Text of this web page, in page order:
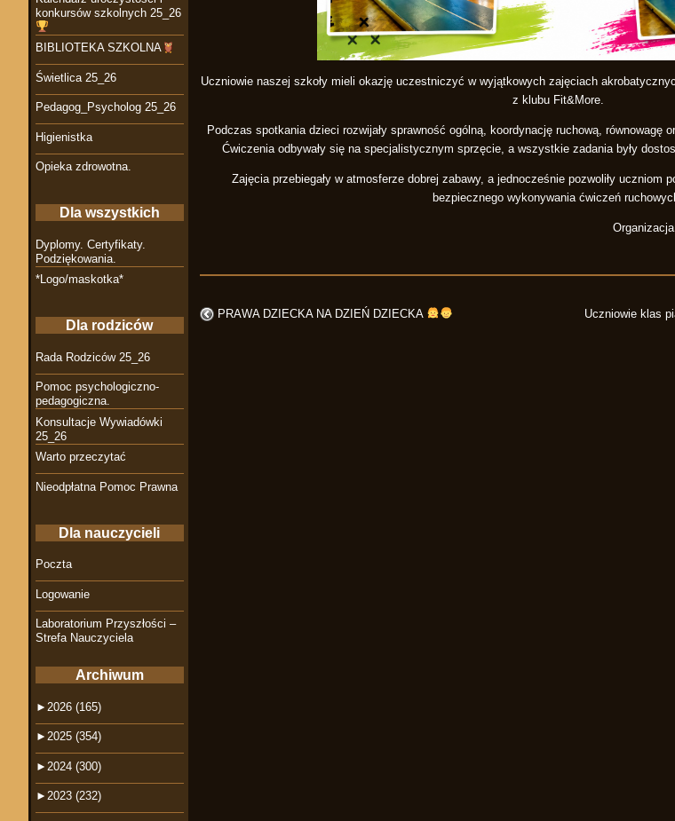
Uczniowie naszej szkoły mieli okazję uczestniczyć w wyjątkowych zajęciach
z klubu Fit&More.
Podczas spotkania dzieci rozwijały sprawność ogólną, koordynację ruchową, równowagę
Ćwiczenia odbywały się na specjalistycznym sprzęcie, a wszystkie zadania były
Zajęcia przebiegały w atmosferze dobrej zabawy, a jednocześnie pozwoliły uczniom
bezpiecznego wykonywania ćwiczeń
PRAWA DZIECKA NA DZIEŃ DZIECKA Uczniowie klas
konkursów szkolnych 25_26
BIBLIOTEKA SZKOLNA
Świetlica 25_26
Pedagog_Psycholog 25_26
Higienistka
Opieka zdrowotna.
Dla wszystkich
Dyplomy. Certyfikaty.
Podziękowania.
*Logo/maskotka*
Dla rodziców
Rada Rodziców 25_26
Pomoc psychologiczno-
pedagogiczna.
Konsultacje Wywiadówki
25_26
Warto przeczytać
Nieodpłatna Pomoc Prawna
Dla nauczycieli
Poczta
Logowanie
Laboratorium Przyszłości –
Strefa Nauczyciela
Archiwum
► 2026 (165)
► 2025 (354)
► 2024 (300)
► 2023 (232)